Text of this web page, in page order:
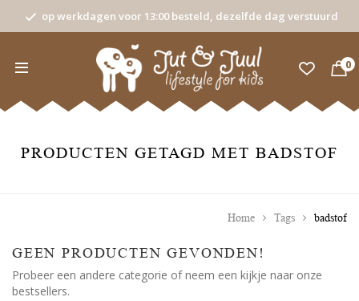
op werkdagen voor 13:00 besteld, dezelfde dag verstuurd
0
PRODUCTEN GETAGD MET BADSTOF
Home Tags badstof
GEEN PRODUCTEN GEVONDEN!
Probeer een andere categorie of neem een kijkje naar onze
bestsellers.